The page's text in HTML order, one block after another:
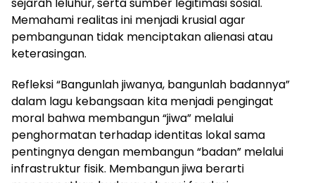
Memahami realitas ini menjadi krusial agar
pembangunan tidak menciptakan alienasi atau
keterasingan.
Refleksi “Bangunlah jiwanya, bangunlah badannya”
dalam lagu kebangsaan kita menjadi pengingat
moral bahwa membangun “jiwa” melalui
penghormatan terhadap identitas lokal sama
pentingnya dengan membangun “badan” melalui
infrastruktur fisik. Membangun jiwa berarti